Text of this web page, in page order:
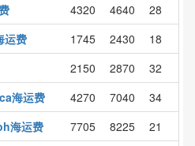
4320 4640
28
运费
1745 2430
18
2150 2870
32
海运费
4270 7040
34
海运费
7705 8225
21